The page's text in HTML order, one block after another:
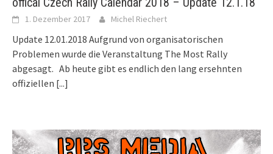
1. Dezember 2017 Michel Riechert
Update 12.01.2018 Aufgrund von organisatorischen
Problemen wurde die Veranstaltung The Most Rally
abgesagt. Ab heute gibt es endlich den lang ersehnten
offiziellen [...]